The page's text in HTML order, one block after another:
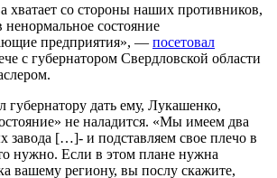
хватает со стороны наших противников,
ненормальное состояние
предприятия», — посетовал
с губернатором Свердловской области
дать ему, Лукашенко,
не наладится. «Мы имеем два
завода […]- и подставляем свое плечо в
нужно. Если в этом плане нужна
вашему региону, вы послу скажите,